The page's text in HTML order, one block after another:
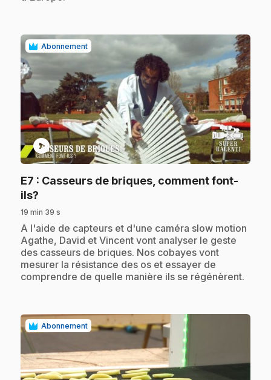
Abonnement
play_circle
E7 : Casseurs de briques, comment font-
ils?
19 min 39 s
.A l'aide de capteurs et d'une caméra slow motion
Agathe, David et Vincent vont analyser le geste
des casseurs de briques. Nos cobayes vont
mesurer la résistance des os et essayer de
comprendre de quelle manière ils se régénèrent.
Abonnement